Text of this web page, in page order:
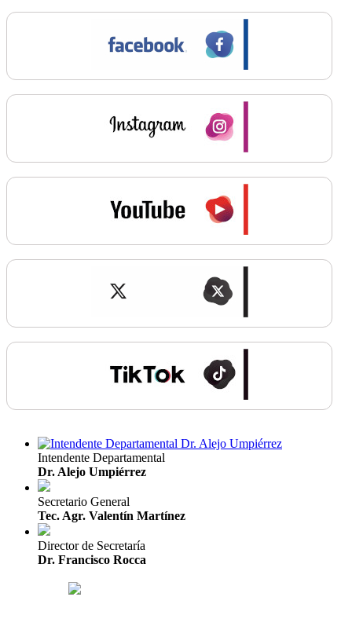
Intendente Departamental
Dr. Alejo Umpiérrez
Secretario General
Tec. Agr. Valentín Martínez
Director de Secretaría
Dr. Francisco Rocca